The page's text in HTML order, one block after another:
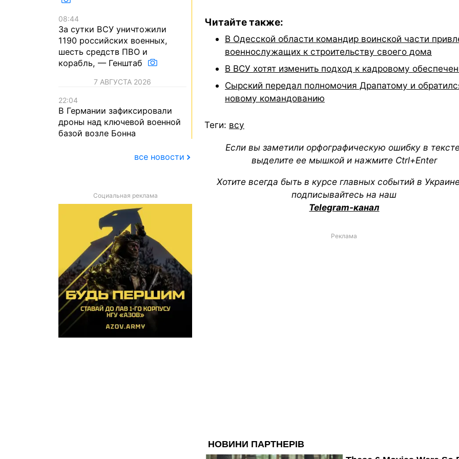
Читайте также:
В Одесской области командир воинской части
военнослужащих к строительству своего дома
В ВСУ хотят изменить подход к кадровому
Сырский передал полномочия Драпатому и
новому командованию
Теги: всу
Если вы заметили орфографическую ошибку в
выделите ее мышкой и нажмите Ctrl+Enter
Хотите всегда быть в курсе главных событий в
подписывайтесь на наш
Telegram-канал
Реклама
08:44
За сутки ВСУ уничтожили
1190 российских военных,
шесть средств ПВО и
корабль, — Генштаб
7 АВГУСТА 2026
22:04
В Германии зафиксировали
дроны над ключевой военной
базой возле Бонна
все новости
Социальная реклама